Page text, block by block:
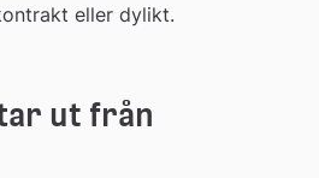
eller dylikt.
ut från